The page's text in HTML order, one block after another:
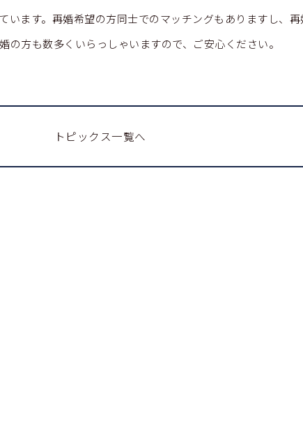
います。再婚希望の方同士でのマッチングもありますし、再
の方も数多くいらっしゃいますので、ご安心ください。
トピックス一覧へ